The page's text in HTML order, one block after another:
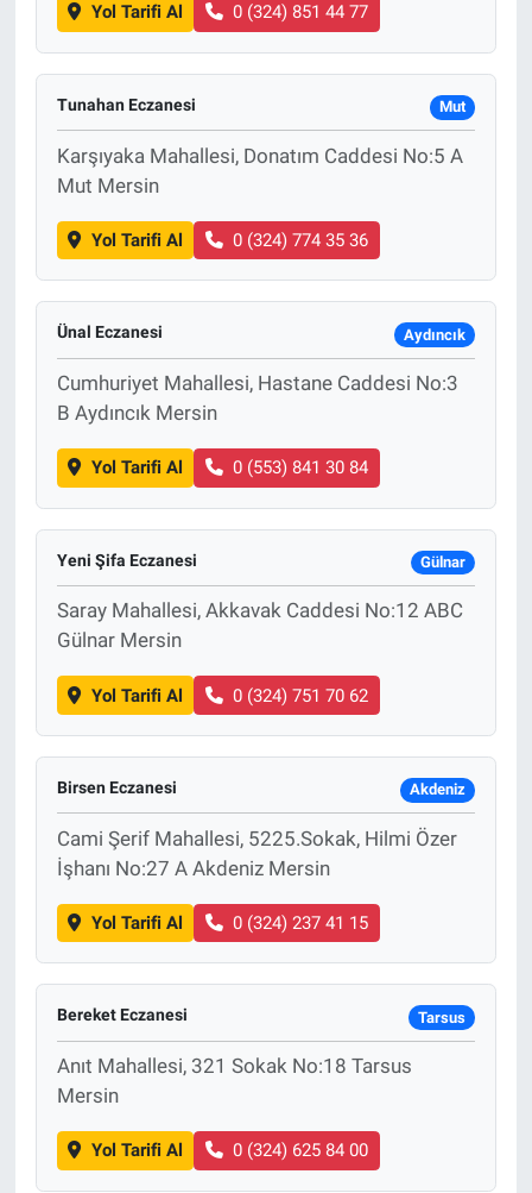
Yol Tarifi Al 0 (324) 851 44 77
Tunahan Eczanesi Mut
Karşıyaka Mahallesi, Donatım Caddesi No:5 A
Mut Mersin
Yol Tarifi Al 0 (324) 774 35 36
Ünal Eczanesi Aydıncık
Cumhuriyet Mahallesi, Hastane Caddesi No:3
B Aydıncık Mersin
Yol Tarifi Al 0 (553) 841 30 84
Yeni Şifa Eczanesi Gülnar
Saray Mahallesi, Akkavak Caddesi No:12 ABC
Gülnar Mersin
Yol Tarifi Al 0 (324) 751 70 62
Birsen Eczanesi Akdeniz
Cami Şerif Mahallesi, 5225.Sokak, Hilmi Özer
İşhanı No:27 A Akdeniz Mersin
Yol Tarifi Al 0 (324) 237 41 15
Bereket Eczanesi Tarsus
Anıt Mahallesi, 321 Sokak No:18 Tarsus
Mersin
Yol Tarifi Al 0 (324) 625 84 00